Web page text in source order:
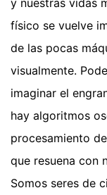
y nuestras vidas
físico se vuelve
de las pocas
visualmente.
imaginar el
hay algoritmos
procesamiento
que resuena con
Somos seres de